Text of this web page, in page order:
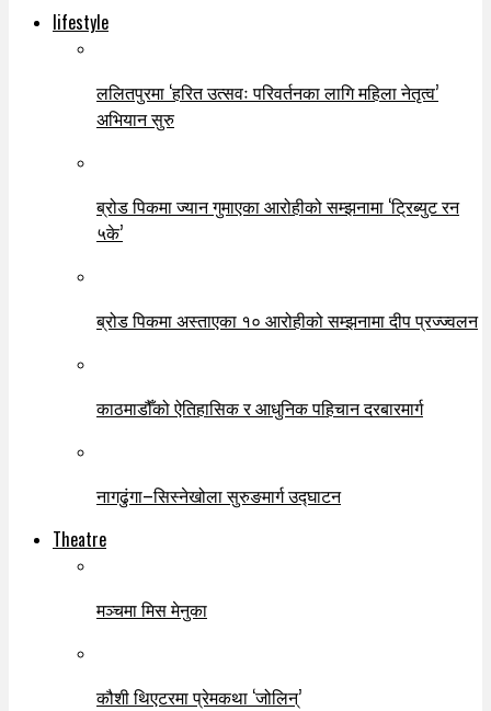
lifestyle
ललितपुरमा ‘हरित उत्सवः परिवर्तनका लागि महिला नेतृत्व’
अभियान सुरु
ब्रोड पिकमा ज्यान गुमाएका आरोहीको सम्झनामा ‘ट्रिब्युट रन
५के’
ब्रोड पिकमा अस्ताएका १० आरोहीको सम्झनामा दीप प्रज्ज्वलन
काठमाडौँको ऐतिहासिक र आधुनिक पहिचान दरबारमार्ग
नागढुंगा–सिस्नेखोला सुरुङमार्ग उद्घाटन
Theatre
मञ्चमा मिस मेनुका
कौशी थिएटरमा प्रेमकथा ‘जोलिन्’